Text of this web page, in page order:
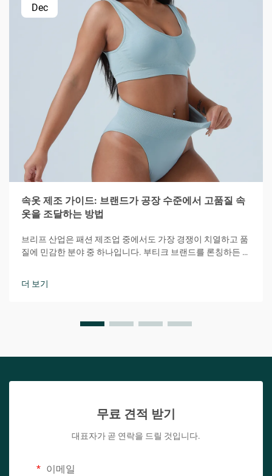
Dec
속옷 제조 가이드: 브랜드가 공장 수준에서 고품질 속
옷을 조달하는 방법
브리프 산업은 패션 제조업 중에서도 가장 경쟁이 치열하고 품
질에 민감한 분야 중 하나입니다. 부티크 브랜드를 론칭하든 기
더 보기
무료 견적 받기
대표자가 곧 연락을 드릴 것입니다.
이메일